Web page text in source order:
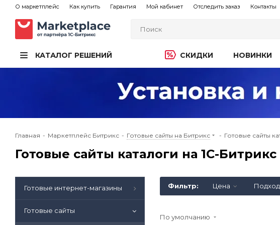
О маркетплейс Как купить Гарантия Мой кабинет Отследить заказ Контакты
КАТАЛОГ РЕШЕНИЙ СКИДКИ НОВИНКИ
Главная - Маркетплейс Битрикс - Готовые сайты на Битрикс - Готовые сайты
Готовые сайты каталоги на 1С-Битрикс
Фильтр: Цена
По умолчанию
Готовые интернет-магазины
Готовые сайты